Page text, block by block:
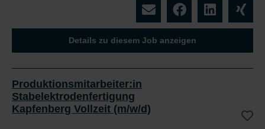
Details zu diesem Job anzeigen
Produktionsmitarbeiter:in
Stabelektrodenfertigung
Kapfenberg Vollzeit (m/w/d)